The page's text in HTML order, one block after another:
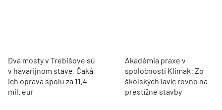
Dva mosty v Trebišove sú
v havarijnom stave. Čaká
ich oprava spolu za 11,4
mil. eur
Akadémia praxe v
spoločnosti Klimak: Zo
školských lavíc rovno na
prestížne stavby